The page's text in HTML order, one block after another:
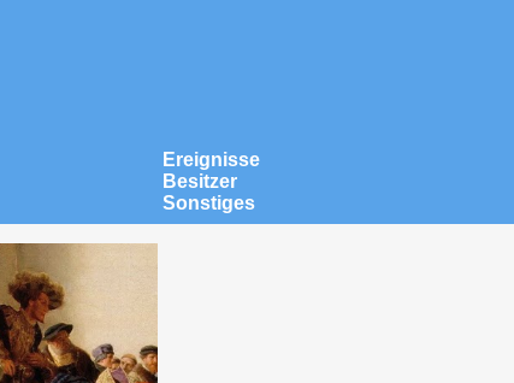
Ereignisse
Besitzer
Sonstiges